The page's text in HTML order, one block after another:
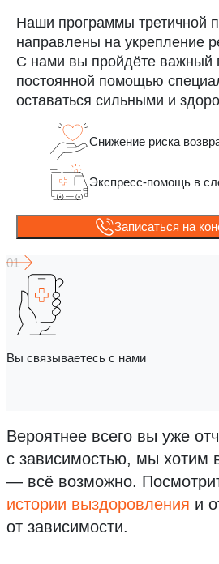
Наши программы третичной
направлены на укрепление
С нами вы пройдёте важный
постоянной помощью
оставаться сильными и
Снижение риска
Экспресс-помощь в
Записаться на
Вы связываетесь с нами
Вероятнее всего вы уже
с зависимостью, мы хотим
— всё возможно.
истории выздоровления и
от зависимости.